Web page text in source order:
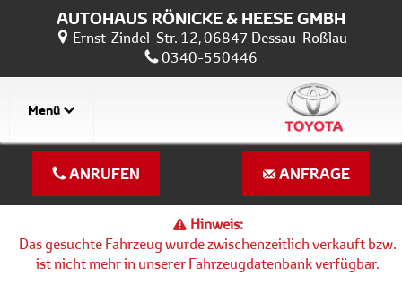
AUTOHAUS RÖNICKE & HEESE GMBH
Ernst-Zindel-Str. 12, 06847 Dessau-Roßlau
0340-550446
Menü
ANRUFEN ANFRAGE
Hinweis:
Das gesuchte Fahrzeug wurde zwischenzeitlich verkauft bzw.
ist nicht mehr in unserer Fahrzeugdatenbank verfügbar.